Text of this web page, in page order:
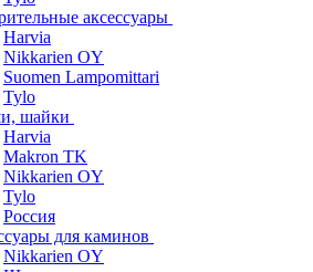
аксессуары
Harvia
Nikkarien OY
Suomen Lampomittari
Tylo
шайки
Harvia
Makron TK
Nikkarien OY
Tylo
Россия
для каминов
Nikkarien OY